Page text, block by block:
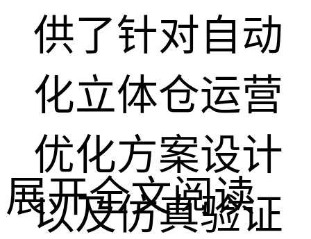
供了针对自动
化立体仓运营
优化方案设计
以及仿真验证
展开全文阅读